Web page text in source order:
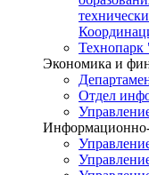
Экономика и
Отдел
Информационно-